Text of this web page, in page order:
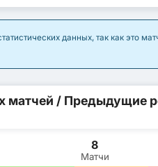
данных, так как это
матчей / Предыдущие
8
Матчи